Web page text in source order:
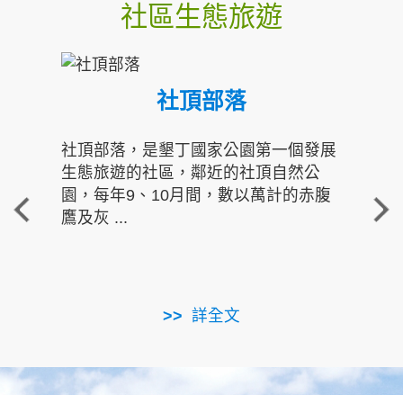
社區生態旅遊
社頂部落
社頂部落，是墾丁國家公園第一個發展
生態旅遊的社區，鄰近的社頂自然公
園，每年9、10月間，數以萬計的赤腹
鷹及灰 ...
詳全文
重
走進